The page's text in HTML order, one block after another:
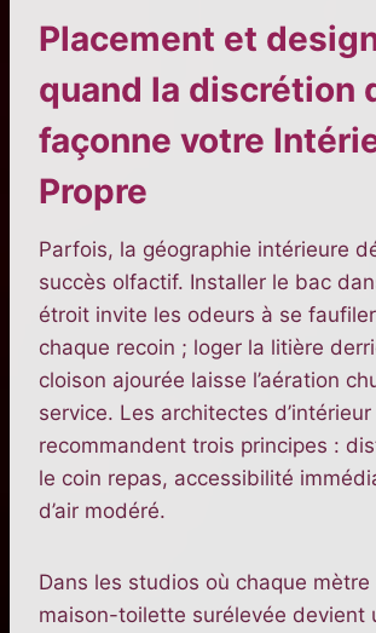
Placement et
quand la discrétion
façonne votre
Propre
Parfois, la géographie intérieure
succès olfactif. Installer le bac
étroit invite les odeurs à se
chaque recoin ; loger la litière
cloison ajourée laisse l’aération
service. Les architectes
recommandent trois principes :
le coin repas, accessibilité
d’air modéré.
Dans les studios où chaque mètre
maison-toilette surélevée devient